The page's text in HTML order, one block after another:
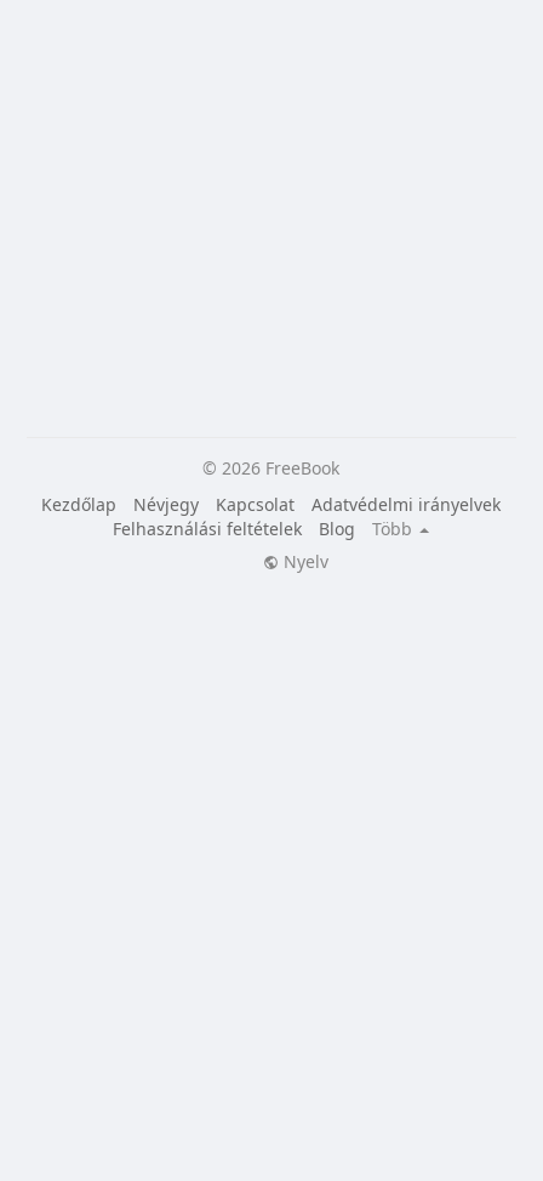
© 2026 FreeBook
Kezdőlap
Névjegy Kapcsolat
Adatvédelmi irányelvek
Felhasználási feltételek
Blog
Több
Nyelv